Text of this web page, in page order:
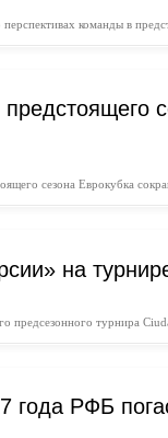
команды в
предстоящего
сезона Еврокубка
на
турнира
года РФБ